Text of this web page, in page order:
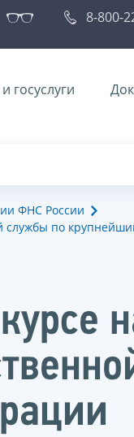
8-800-
госуслуги
ФНС России
по